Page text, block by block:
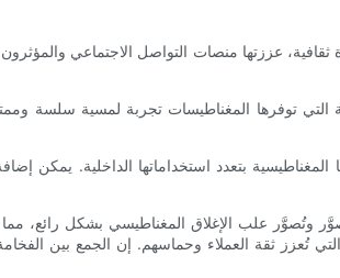
عززتها منصات التواصل الاجتماعي
التي توفرها المغناطيسات تجربة لمسية سلسة
المغناطيسية بتعدد استخداماتها الداخلية.
وتُصوَّر علب الإغلاق المغناطيسي بشكل رائع، مما
تُعزز ثقة العملاء وحماسهم. إن الجمع بين